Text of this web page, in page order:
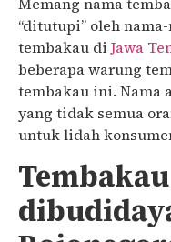
“ditutupi” oleh
tembakau di Jawa
beberapa warung
tembakau ini. Nama
yang tidak semua
untuk lidah